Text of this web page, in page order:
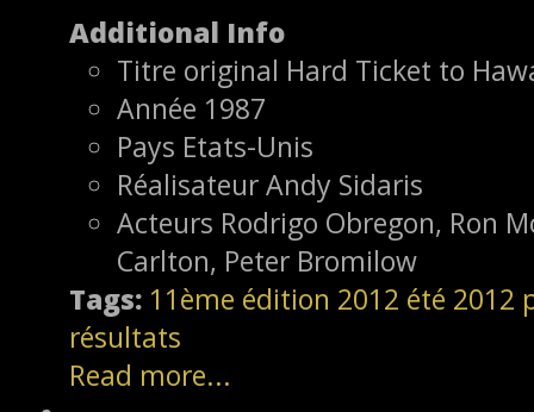
Additional Info
Titre original Hard Ticket to
Année 1987
Pays Etats-Unis
RéalisateurAndy Sidaris
Acteurs Rodrigo Obregon, Ron
Carlton, Peter Bromilow
Tags: 11ème édition 2012 été 2012
résultats
Read more...